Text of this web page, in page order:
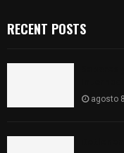
RECENT POSTS
agosto